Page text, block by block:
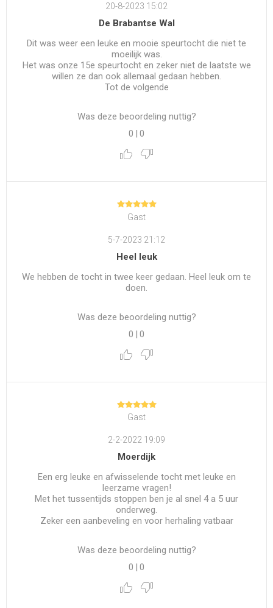
20-8-2023 15:02
De Brabantse Wal
Dit was weer een leuke en mooie speurtocht die niet te
moeilijk was.
Het was onze 15e speurtocht en zeker niet de laatste we
willen ze dan ook allemaal gedaan hebben.
Tot de volgende
Was deze beoordeling nuttig?
0
0
Gast
5-7-2023 21:12
Heel leuk
We hebben de tocht in twee keer gedaan. Heel leuk om te
doen.
Was deze beoordeling nuttig?
0 | 0
Gast
2-2-2022 19:09
Moerdijk
Een erg leuke en afwisselende tocht met leuke en
leerzame vragen!
Met het tussentijds stoppen ben je al snel 4 a 5 uur
onderweg.
Zeker een aanbeveling en voor herhaling vatbaar
Was deze beoordeling nuttig?
0 | 0